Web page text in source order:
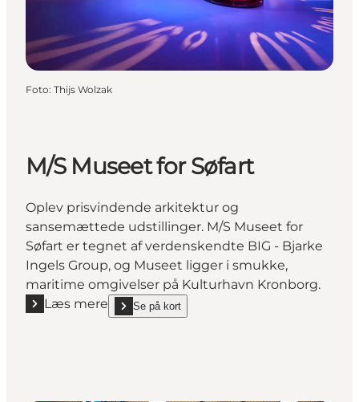
Foto: Thijs Wolzak
M/S Museet for Søfart
Oplev prisvindende arkitektur og
sansemættede udstillinger. M/S Museet for
Søfart er tegnet af verdenskendte BIG - Bjarke
Ingels Group, og Museet ligger i smukke,
maritime omgivelser på Kulturhavn Kronborg.
Læs mere
Læs mere "M/S Museet for Søfart"
Se på kort
show M/S Museet for Søfart on_map